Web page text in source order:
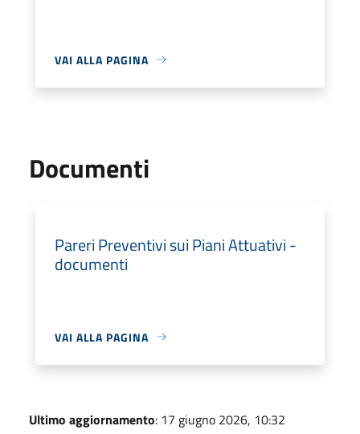
VAI ALLA PAGINA
Documenti
Pareri Preventivi sui Piani Attuativi -
documenti
VAI ALLA PAGINA
Ultimo aggiornamento: 17 giugno 2026, 10:32